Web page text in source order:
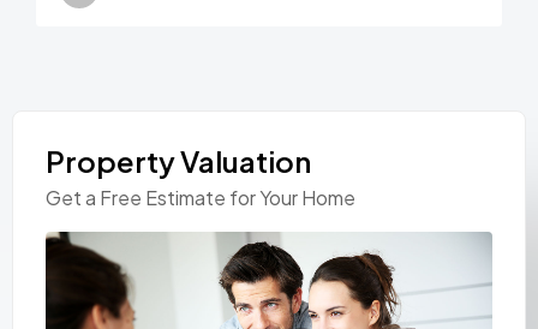
Property Valuation
Get a Free Estimate for Your Home